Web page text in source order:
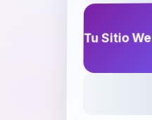
Tu Sitio